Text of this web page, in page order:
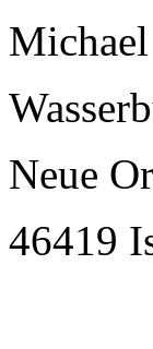
Neue
46419